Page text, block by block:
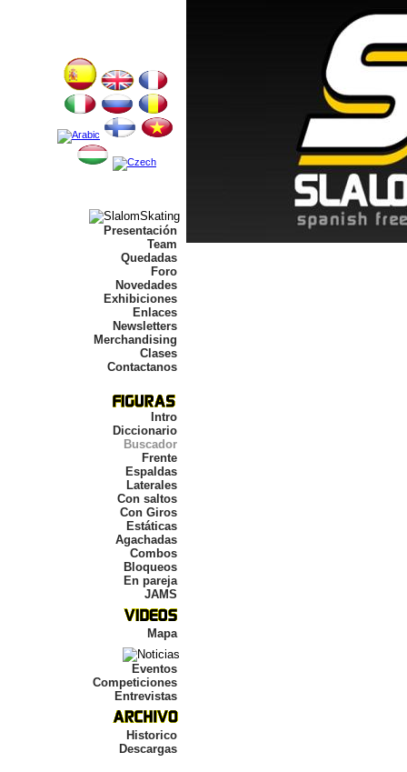
Presentación
Team
Quedadas
Foro
Novedades
Exhibiciones
Enlaces
Newsletters
Merchandising
Clases
Contactanos
Intro
Diccionario
Buscador
Frente
Espaldas
Laterales
Con saltos
Con Giros
Estáticas
Agachadas
Combos
Bloqueos
En pareja
JAMS
Mapa
Eventos
Competiciones
Entrevistas
Historico
Descargas